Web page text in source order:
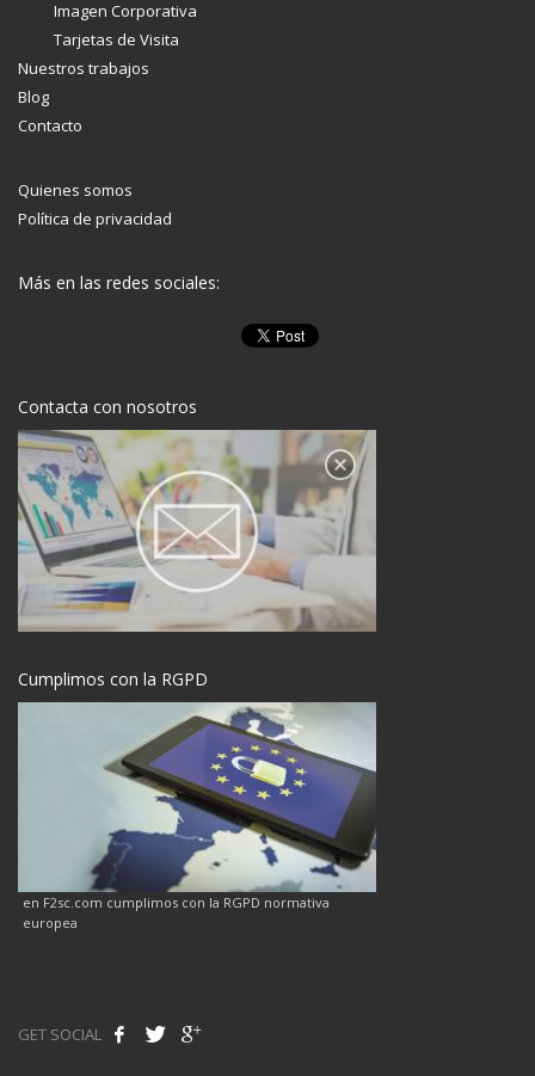
Imagen Corporativa
Tarjetas de Visita
Nuestros trabajos
Blog
Contacto
Quienes somos
Política de privacidad
Más en las redes sociales:
Contacta con nosotros
Cumplimos con la RGPD
en F2sc.com cumplimos con la RGPD normativa
europea
GET SOCIAL